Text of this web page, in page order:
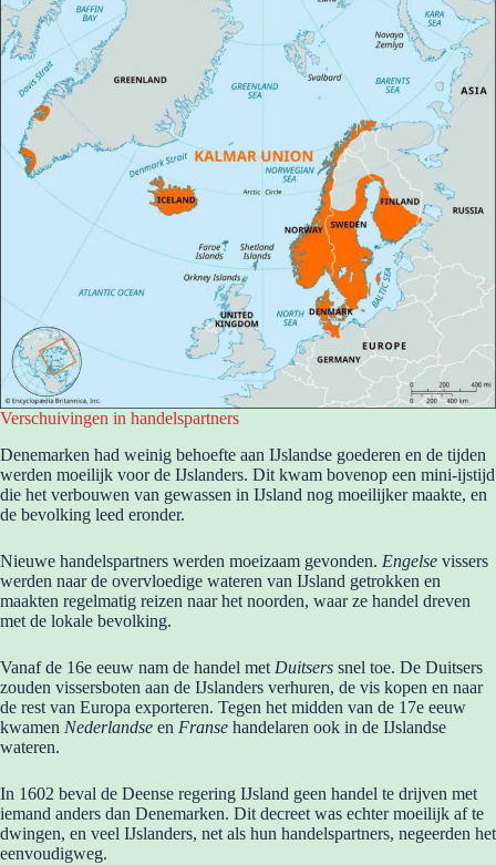
Verschuivingen in handelspartners
Denemarken had weinig behoefte aan IJslandse goederen en de tijden
werden moeilijk voor de IJslanders. Dit kwam bovenop een mini-ijstijd
die het verbouwen van gewassen in IJsland nog moeilijker maakte, en
de bevolking leed eronder.
Nieuwe handelspartners werden moeizaam gevonden. Engelse vissers
werden naar de overvloedige wateren van IJsland getrokken en
maakten regelmatig reizen naar het noorden, waar ze handel dreven
met de lokale bevolking.
Vanaf de 16e eeuw nam de handel met Duitsers snel toe. De Duitsers
zouden vissersboten aan de IJslanders verhuren, de vis kopen en naar
de rest van Europa exporteren. Tegen het midden van de 17e eeuw
kwamen Nederlandse en Franse handelaren ook in de IJslandse
wateren.
In 1602 beval de Deense regering IJsland geen handel te drijven met
iemand anders dan Denemarken. Dit decreet was echter moeilijk af te
dwingen, en veel IJslanders, net als hun handelspartners, negeerden het
eenvoudigweg.